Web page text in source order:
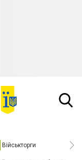
Військторги